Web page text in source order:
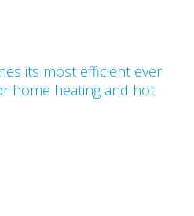
its most efficient ever
home heating and hot